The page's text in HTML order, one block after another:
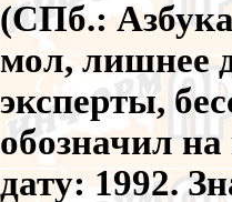
(СПб.:
мол, лишнее
эксперты,
обозначил
дату: 1992.